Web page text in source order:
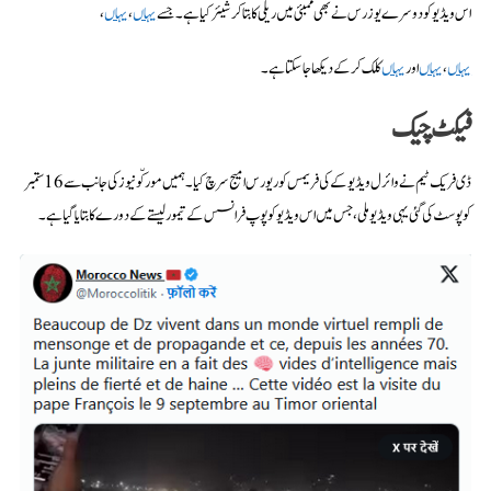
اس ویڈیو کو دوسرے یوزرس نے بھی ممبئی میں ریلی کا بتاکر شیئر کیا ہے۔ جسےیہاں،یہاں،
یہاں،یہاںاوریہاںکلک کرکے دیکھا جاسکتا ہے۔
فیکٹ چیک
ڈی فریک ٹیم نے وائرل ویڈیو کے کی فریمس کو ریورس امیج سرچ کیا۔ ہمیں مورکّو نیوز کی جانب سے 16 ستمبر
کو پوسٹ کی گئی یہی ویڈیو ملی، جس میں اس ویڈیو کو پوپ فرانسس کے تیمور لیستے کے دورے کا بتایا گیا ہے۔